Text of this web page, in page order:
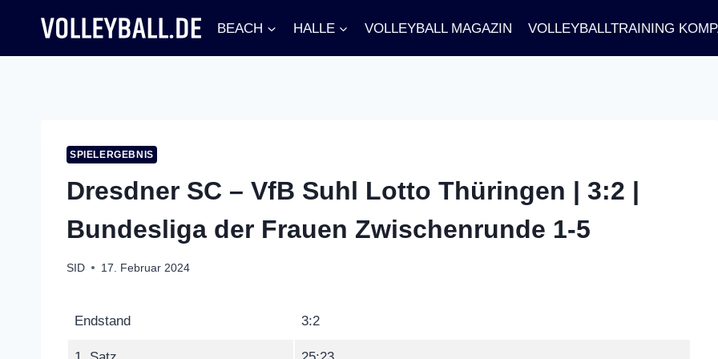
springen
BEACH HALLE VOLLEYBALL MAGAZIN VOLLEYBALLTRAINING
SPIELERGEBNIS
Dresdner SC – VfB Suhl Lotto Thüringen | 3:2 |
Bundesliga der Frauen Zwischenrunde 1-5
SID 17. Februar 2024
Endstand 3:2